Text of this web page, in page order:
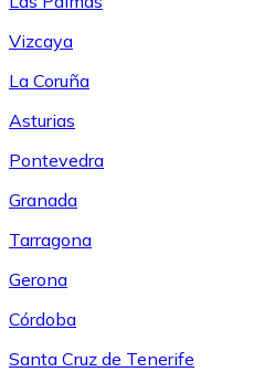
Vizcaya
La Coruña
Asturias
Pontevedra
Granada
Tarragona
Gerona
Córdoba
Santa Cruz de Tenerife